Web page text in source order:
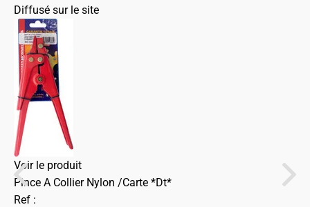
Diffusé sur le site
Voir le produit
Pince A Collier Nylon /Carte *Dt*
Ref :